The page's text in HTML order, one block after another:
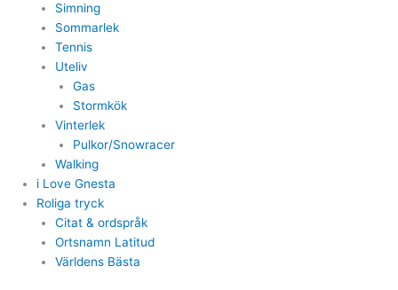
Simning
Sommarlek
Tennis
Uteliv
Gas
Stormkök
Vinterlek
Pulkor/Snowracer
Walking
i Love Gnesta
Roliga tryck
Citat & ordspråk
Ortsnamn Latitud
Världens Bästa